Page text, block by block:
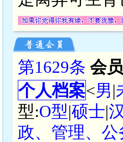
第1629条 会
个人档案<男|
型:O型|硕士|
政、管理、公